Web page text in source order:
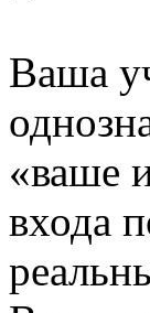
Ваша
«ваше
входа